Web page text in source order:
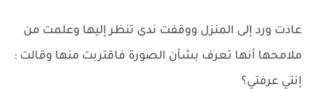
عادت ورد إلى المنزل ووقفت ندى تنظر إليها وعلمت من
ملامحها أنها تعرف بشأن الصورة فاقتربت منها وقالت :
إنتي عرفتي؟